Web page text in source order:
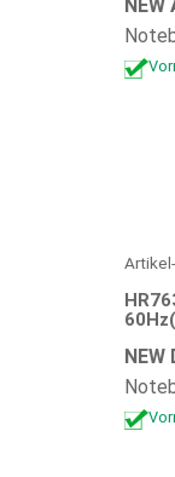
NEW
NEW